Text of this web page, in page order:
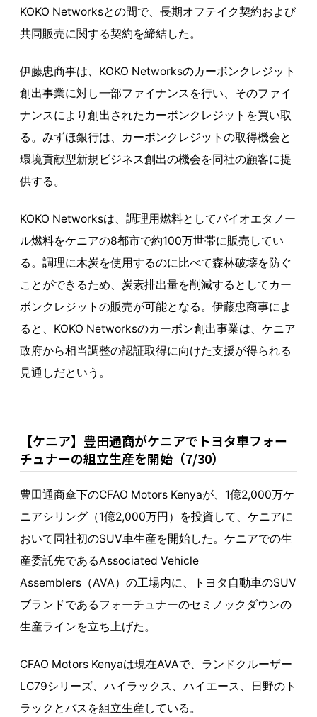
KOKO Networksとの間で、長期オフテイク契約および
共同販売に関する契約を締結した。
伊藤忠商事は、KOKO Networksのカーボンクレジット
創出事業に対し一部ファイナンスを行い、そのファイ
ナンスにより創出されたカーボンクレジットを買い取
る。みずほ銀行は、カーボンクレジットの取得機会と
環境貢献型新規ビジネス創出の機会を同社の顧客に提
供する。
KOKO Networksは、調理用燃料としてバイオエタノー
ル燃料をケニアの8都市で約100万世帯に販売してい
る。調理に木炭を使用するのに比べて森林破壊を防ぐ
ことができるため、炭素排出量を削減するとしてカー
ボンクレジットの販売が可能となる。伊藤忠商事によ
ると、KOKO Networksのカーボン創出事業は、ケニア
政府から相当調整の認証取得に向けた支援が得られる
見通しだという。
【ケニア】豊田通商がケニアでトヨタ車フォー
チュナーの組立生産を開始（7/30）
豊田通商傘下のCFAO Motors Kenyaが、1億2,000万ケ
ニアシリング（1億2,000万円）を投資して、ケニアに
おいて同社初のSUV車生産を開始した。ケニアでの生
産委託先であるAssociated Vehicle
Assemblers（AVA）の工場内に、トヨタ自動車のSUV
ブランドであるフォーチュナーのセミノックダウンの
生産ラインを立ち上げた。
CFAO Motors Kenyaは現在AVAで、ランドクルーザー
LC79シリーズ、ハイラックス、ハイエース、日野のト
ラックとバスを組立生産している。